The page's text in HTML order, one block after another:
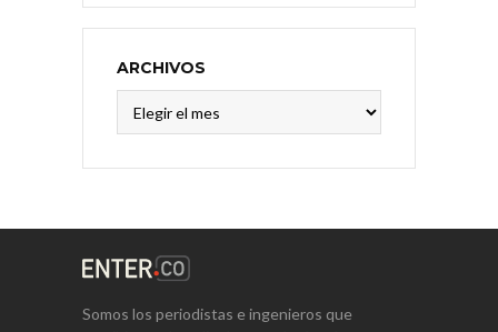
ARCHIVOS
Somos los periodistas e ingenieros que